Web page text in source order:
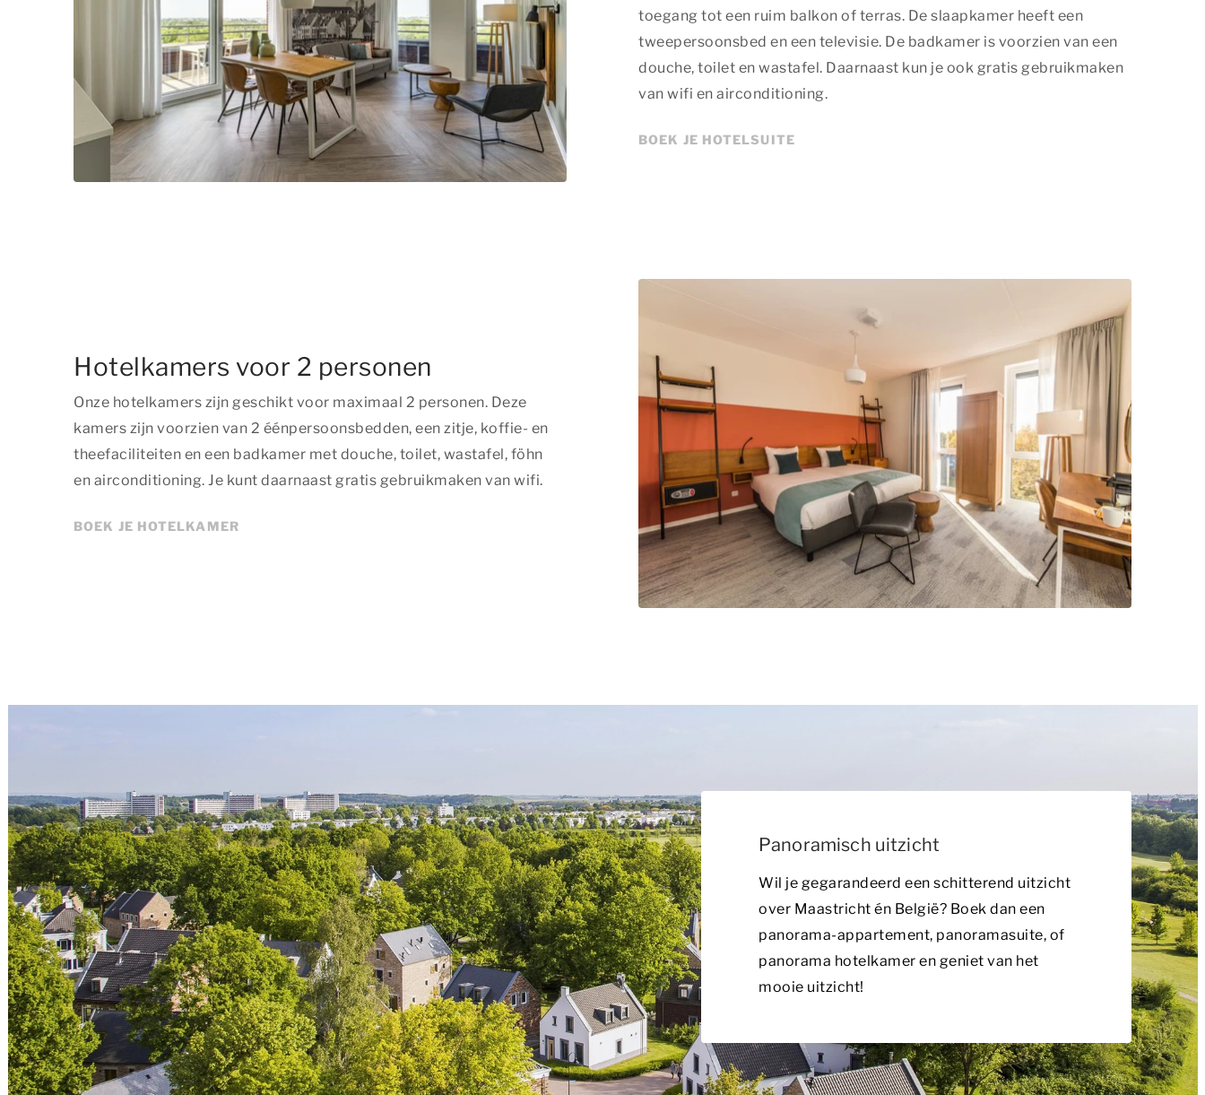
toegang tot een ruim balkon of terras. De slaapkamer heeft een
tweepersoonsbed en een televisie. De badkamer is voorzien van een
douche, toilet en wastafel. Daarnaast kun je ook gratis gebruikmaken
van wifi en airconditioning.
BOEK JE HOTELSUITE
Hotelkamers voor 2 personen
Onze hotelkamers zijn geschikt voor maximaal 2 personen. Deze
kamers zijn voorzien van 2 éénpersoonsbedden, een zitje, koffie- en
theefaciliteiten en een badkamer met douche, toilet, wastafel, föhn
en airconditioning. Je kunt daarnaast gratis gebruikmaken van wifi.
BOEK JE HOTELKAMER
Panoramisch uitzicht
Wil je gegarandeerd een schitterend uitzicht
over Maastricht én België? Boek dan een
panorama-appartement, panoramasuite, of
panorama hotelkamer en geniet van het
mooie uitzicht!